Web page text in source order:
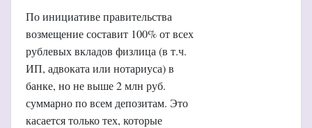
По инициативе правительства
возмещение составит 100% от всех
рублевых вкладов физлица (в т.ч.
ИП, адвоката или нотариуса) в
банке, но не выше 2 млн руб.
суммарно по всем депозитам. Это
касается только тех, которые